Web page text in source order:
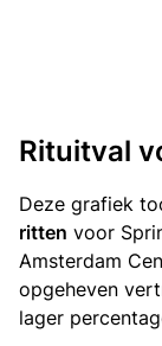
Rituitval
Deze grafiek
ritten voor
Amsterdam
opgeheven
lager